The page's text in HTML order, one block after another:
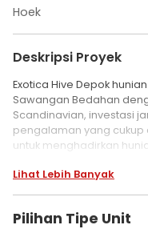
Hoek
Deskripsi Proyek
Exotica Hive Depok
Sawangan Bedahan
Scandinavian, investasi
pengalaman yang
untuk menghadirkan
Promo Tanpa Dp Rumah
berkonsep Scandinavian,
Lihat Lebih Banyak
Pilihan Tipe Unit